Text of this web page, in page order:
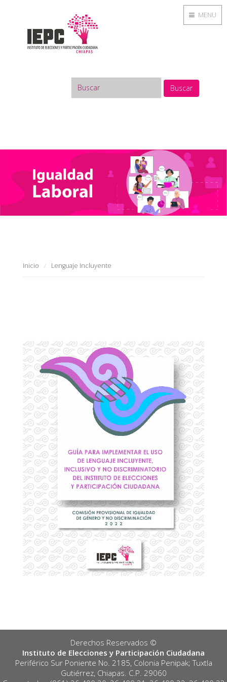
Buscar
Inicio Lenguaje Incluyente
Derechos Reservados ©️
Instituto de Elecciones y Participación Ciudadana
Periférico Sur Poniente No. 2185, Colonia Penipak; Tuxtla
Gutiérrez, Chiapas. C.P. 29060
MENU